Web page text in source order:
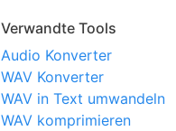
Verwandte Tools
Audio Konverter
WAV Konverter
WAV in Text umwandeln
WAV komprimieren